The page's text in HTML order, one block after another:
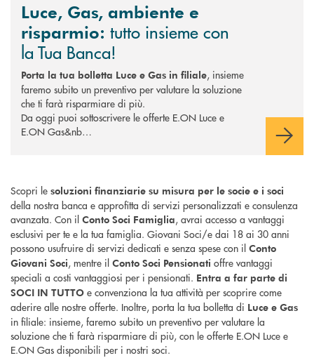
Luce, Gas, ambiente e
risparmio: tutto insieme con
la Tua Banca!
Porta la tua bolletta Luce e Gas in filiale, insieme
faremo subito un preventivo per valutare la soluzione
che ti farà risparmiare di più.
Da oggi puoi sottoscrivere le offerte E.ON Luce e
E.ON Gas&nb…
Scopri le soluzioni finanziarie su misura per le socie e i soci
della nostra banca e approfitta di servizi personalizzati e consulenza
avanzata. Con il Conto Soci Famiglia, avrai accesso a vantaggi
esclusivi per te e la tua famiglia. Giovani Soci/e dai 18 ai 30 anni
possono usufruire di servizi dedicati e senza spese con il Conto
Giovani Soci, mentre il Conto Soci Pensionati offre vantaggi
speciali a costi vantaggiosi per i pensionati. Entra a far parte di
SOCI IN TUTTO e convenziona la tua attività per scoprire come
aderire alle nostre offerte. Inoltre, porta la tua bolletta di Luce e Gas
in filiale: insieme, faremo subito un preventivo per valutare la
soluzione che ti farà risparmiare di più, con le offerte E.ON Luce e
E.ON Gas disponibili per i nostri soci.